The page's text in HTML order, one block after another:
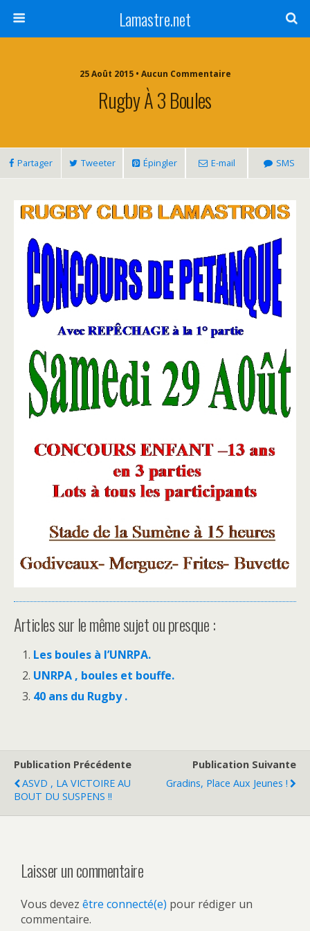
Lamastre.net
25 Août 2015 • Aucun Commentaire
Rugby À 3 Boules
Partager Tweeter Épingler E-mail SMS
Articles sur le même sujet ou presque :
Les boules à l’UNRPA.
UNRPA , boules et bouffe.
40 ans du Rugby .
Publication Précédente
ASVD , LA VICTOIRE AU
BOUT DU SUSPENS !!
Publication Suivante
Gradins, Place Aux Jeunes !
Laisser un commentaire
Vous devez être connecté(e) pour rédiger un
commentaire.